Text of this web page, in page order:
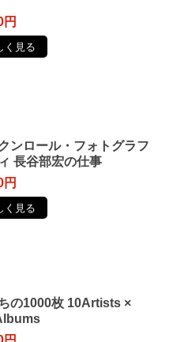
円
く見る
ンロール・フォトグラフ
長谷部宏の仕事
円
く見る
の1000枚 10Artists ×